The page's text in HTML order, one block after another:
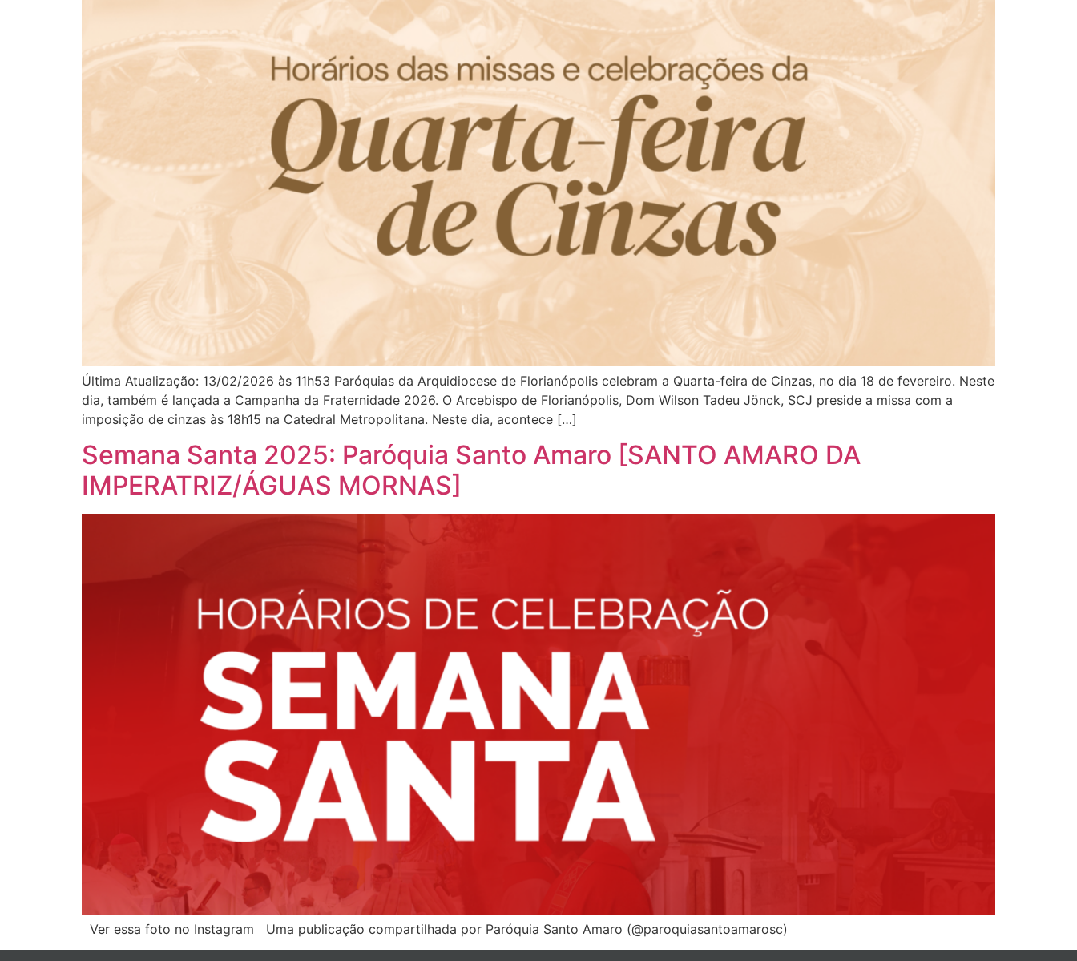
Última Atualização: 13/02/2026 às 11h53 Paróquias da Arquidiocese de Florianópolis celebram a Quarta-feira de Cinzas, no dia 18 de fevereiro. Neste
dia, também é lançada a Campanha da Fraternidade 2026. O Arcebispo de Florianópolis, Dom Wilson Tadeu Jönck, SCJ preside a missa com a
imposição de cinzas às 18h15 na Catedral Metropolitana. Neste dia, acontece […]
Semana Santa 2025: Paróquia Santo Amaro [SANTO AMARO DA
IMPERATRIZ/ÁGUAS MORNAS]
Ver essa foto no Instagram Uma publicação compartilhada por Paróquia Santo Amaro (@paroquiasantoamarosc)